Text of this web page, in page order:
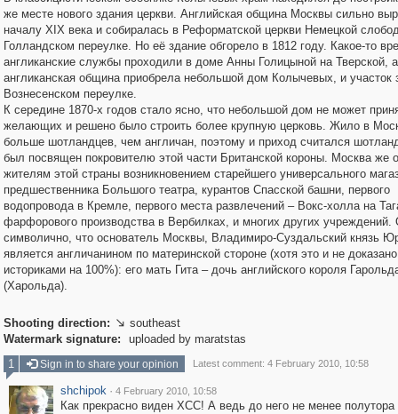
же месте нового здания церкви. Английская община Москвы сильно
началу XIX века и собиралась в Реформатской церкви Немецкой
Голландском переулке. Но её здание обгорело в 1812 году. Какое-то
англиканские службы проходили в доме Анны Голицыной на Тверской, а
англиканская община приобрела небольшой дом Колычевых, и участок
Вознесенском переулке.
К середине 1870-х годов стало ясно, что небольшой дом не может
желающих и решено было строить более крупную церковь. Жило в
больше шотландцев, чем англичан, поэтому и приход считался
был посвящен покровителю этой части Британской короны. Москва же
жителям этой страны возникновением старейшего универсального
предшественника Большого театра, курантов Спасской башни, первого
водопровода в Кремле, первого места развлечений – Вокс-холла на
фарфорового производства в Вербилках, и многих других учреждений.
символично, что основатель Москвы, Владимиро-Суздальский князь
является англичанином по материнской стороне (хотя это и не доказано
историками на 100%): его мать Гита – дочь английского короля
(Харольда).
Shooting direction:  southeast
Watermark signature:
uploaded by maratstas
1
Sign in to share your opinion Latest comment: 4 February 2010, 10:58
shchipok · 4 February 2010, 10:58
Как прекрасно виден ХСС! А ведь до него не менее полутора